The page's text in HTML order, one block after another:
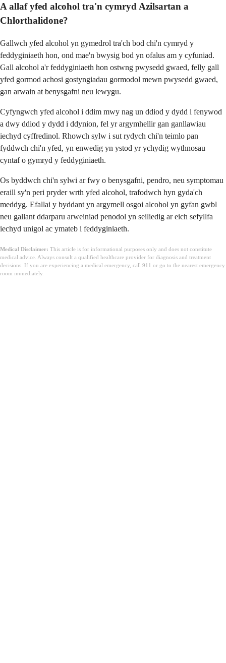
A allaf yfed alcohol tra'n cymryd Azilsartan a
Chlorthalidone?
Gallwch yfed alcohol yn gymedrol tra'ch bod chi'n cymryd y
feddyginiaeth hon, ond mae'n bwysig bod yn ofalus am y cyfuniad.
Gall alcohol a'r feddyginiaeth hon ostwng pwysedd gwaed, felly gall
yfed gormod achosi gostyngiadau gormodol mewn pwysedd gwaed,
gan arwain at benysgafni neu lewygu.
Cyfyngwch yfed alcohol i ddim mwy nag un ddiod y dydd i fenywod
a dwy ddiod y dydd i ddynion, fel yr argymhellir gan ganllawiau
iechyd cyffredinol. Rhowch sylw i sut rydych chi'n teimlo pan
fyddwch chi'n yfed, yn enwedig yn ystod yr ychydig wythnosau
cyntaf o gymryd y feddyginiaeth.
Os byddwch chi'n sylwi ar fwy o benysgafni, pendro, neu symptomau
eraill sy'n peri pryder wrth yfed alcohol, trafodwch hyn gyda'ch
meddyg. Efallai y byddant yn argymell osgoi alcohol yn gyfan gwbl
neu gallant ddarparu arweiniad penodol yn seiliedig ar eich sefyllfa
iechyd unigol ac ymateb i feddyginiaeth.
Medical Disclaimer: This article is for informational purposes only and does not constitute
medical advice. Always consult a qualified healthcare provider for diagnosis and treatment
decisions. If you are experiencing a medical emergency, call 911 or go to the nearest emergency
room immediately.